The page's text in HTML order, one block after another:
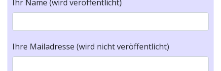
Ihr Name (wird veröffentlicht)
Ihre Mailadresse (wird nicht veröffentlicht)